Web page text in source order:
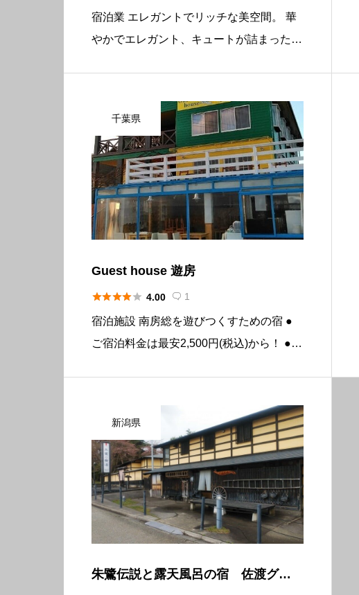
宿泊業 エレガントでリッチな美空間。 華
やかでエレガント、キュートが詰まったお
具。 リッチな時間をお楽しみ下さい。 基
本情報 所在地〒640-8 […]
千葉県
Guest house 遊房
 4.00  1
宿泊施設 南房総を遊びつくすための宿 ●
ご宿泊料金は最安2,500円(税込)から！ ●全
新潟県
朱鷺伝説と露天風呂の宿 佐渡グリ